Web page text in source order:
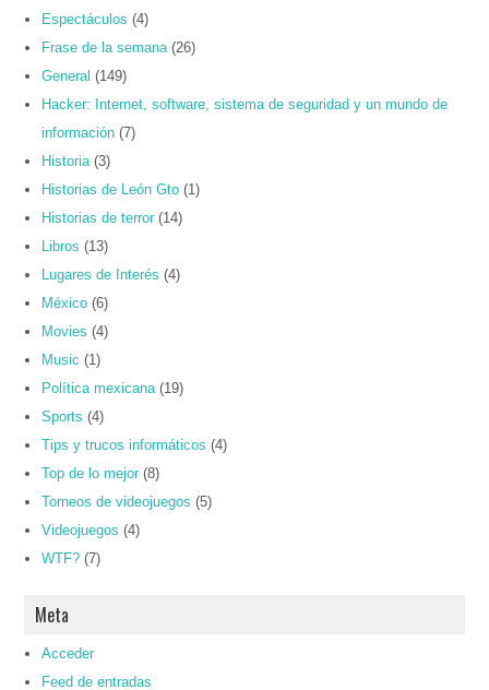
Espectáculos (4)
Frase de la semana (26)
General (149)
Hacker: Internet, software, sistema de seguridad y un mundo de
información (7)
Historia (3)
Historias de León Gto (1)
Historias de terror (14)
Libros (13)
Lugares de Interés (4)
México (6)
Movies (4)
Music (1)
Política mexicana (19)
Sports (4)
Tips y trucos informáticos (4)
Top de lo mejor (8)
Torneos de videojuegos (5)
Videojuegos (4)
WTF? (7)
Meta
Acceder
Feed de entradas